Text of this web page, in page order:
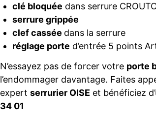
clé bloquée dans serrure
serrure grippée
clef cassée dans la serrure
réglage porte d’entrée 5 points
N’essayez pas de forcer votre porte
l’endommager davantage. Faites
expert serrurier OISE et bénéficiez
34 01